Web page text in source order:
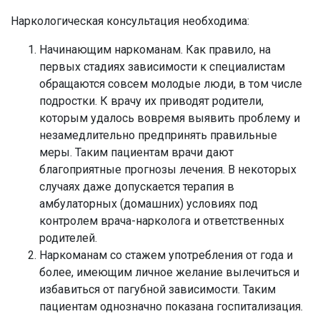
Наркологическая консультация необходима:
Начинающим наркоманам. Как правило, на
первых стадиях зависимости к специалистам
обращаются совсем молодые люди, в том числе
подростки. К врачу их приводят родители,
которым удалось вовремя выявить проблему и
незамедлительно предпринять правильные
меры. Таким пациентам врачи дают
благоприятные прогнозы лечения. В некоторых
случаях даже допускается терапия в
амбулаторных (домашних) условиях под
контролем врача-нарколога и ответственных
родителей.
Наркоманам со стажем употребления от года и
более, имеющим личное желание вылечиться и
избавиться от пагубной зависимости. Таким
пациентам однозначно показана госпитализация.